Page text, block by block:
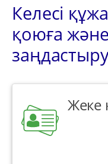
Келесі
қоюға
Жеке